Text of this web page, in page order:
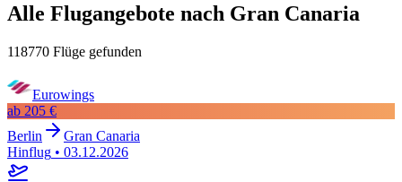
Alle Flugangebote nach Gran Canaria
118770 Flüge gefunden
Eurowings
ab 205 €
Berlin
Gran Canaria
Hinflug • 03.12.2026